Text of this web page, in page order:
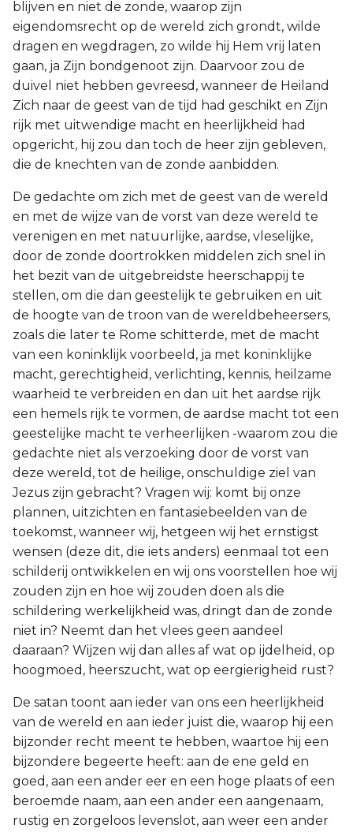
blijven en niet de zonde, waarop zijn
eigendomsrecht op de wereld zich grondt, wilde
dragen en wegdragen, zo wilde hij Hem vrij laten
gaan, ja Zijn bondgenoot zijn. Daarvoor zou de
duivel niet hebben gevreesd, wanneer de Heiland
Zich naar de geest van de tijd had geschikt en Zijn
rijk met uitwendige macht en heerlijkheid had
opgericht, hij zou dan toch de heer zijn gebleven,
die de knechten van de zonde aanbidden.
De gedachte om zich met de geest van de wereld
en met de wijze van de vorst van deze wereld te
verenigen en met natuurlijke, aardse, vleselijke,
door de zonde doortrokken middelen zich snel in
het bezit van de uitgebreidste heerschappij te
stellen, om die dan geestelijk te gebruiken en uit
de hoogte van de troon van de wereldbeheersers,
zoals die later te Rome schitterde, met de macht
van een koninklijk voorbeeld, ja met koninklijke
macht, gerechtigheid, verlichting, kennis, heilzame
waarheid te verbreiden en dan uit het aardse rijk
een hemels rijk te vormen, de aardse macht tot een
geestelijke macht te verheerlijken -waarom zou die
gedachte niet als verzoeking door de vorst van
deze wereld, tot de heilige, onschuldige ziel van
Jezus zijn gebracht? Vragen wij: komt bij onze
plannen, uitzichten en fantasiebeelden van de
toekomst, wanneer wij, hetgeen wij het ernstigst
wensen (deze dit, die iets anders) eenmaal tot een
schilderij ontwikkelen en wij ons voorstellen hoe wij
zouden zijn en hoe wij zouden doen als die
schildering werkelijkheid was, dringt dan de zonde
niet in? Neemt dan het vlees geen aandeel
daaraan? Wijzen wij dan alles af wat op ijdelheid, op
hoogmoed, heerszucht, wat op eergierigheid rust?
De satan toont aan ieder van ons een heerlijkheid
van de wereld en aan ieder juist die, waarop hij een
bijzonder recht meent te hebben, waartoe hij een
bijzondere begeerte heeft: aan de ene geld en
goed, aan een ander eer en een hoge plaats of een
beroemde naam, aan een ander een aangenaam,
rustig en zorgeloos levenslot, aan weer een ander